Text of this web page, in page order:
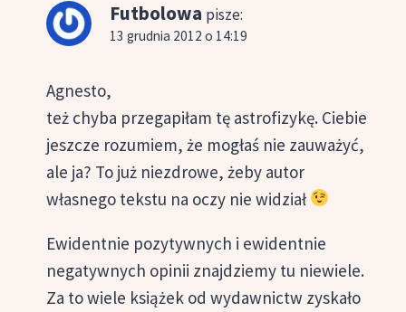
Futbolowa pisze:
13 grudnia 2012 o 14:19
Agnesto,
też chyba przegapiłam tę astrofizykę. Ciebie
jeszcze rozumiem, że mogłaś nie zauważyć,
ale ja? To już niezdrowe, żeby autor
własnego tekstu na oczy nie widział
Ewidentnie pozytywnych i ewidentnie
negatywnych opinii znajdziemy tu niewiele.
Za to wiele książek od wydawnictw zyskało